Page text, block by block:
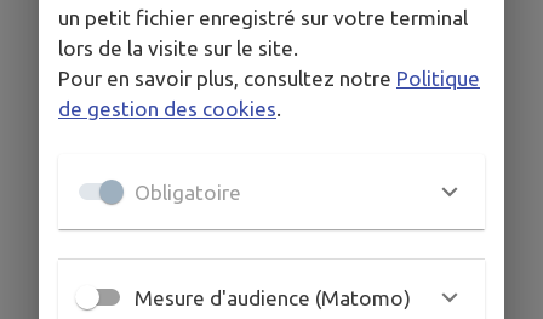
un petit fichier enregistré sur votre terminal
lors de la visite sur le site.
Pour en savoir plus, consultez notre Politique
de gestion des cookies.
Obligatoire
Mesure d'audience (Matomo)